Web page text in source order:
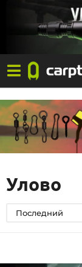
Улово
Последний